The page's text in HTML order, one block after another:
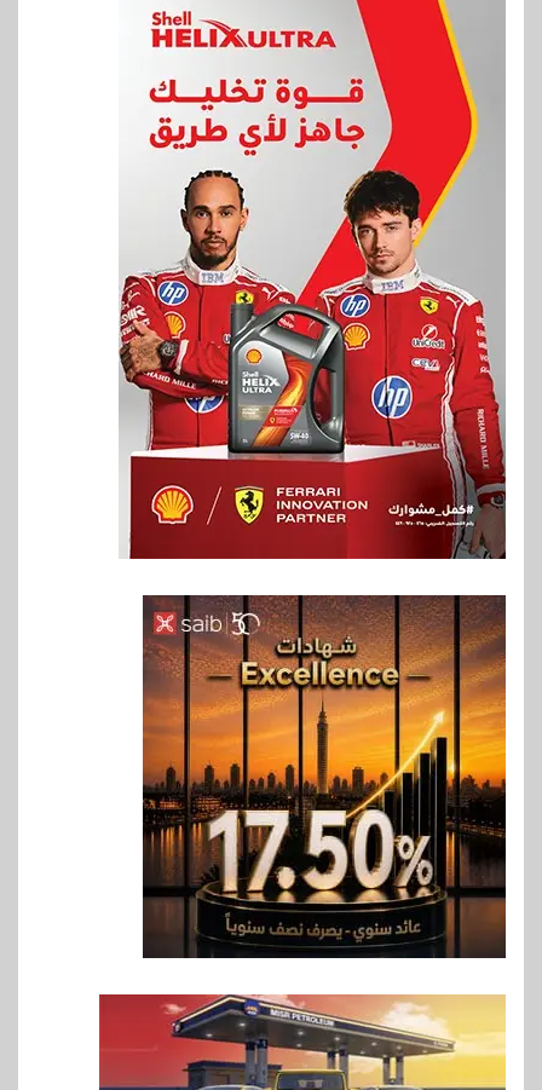
6
اخبار
حماقي يشعل سعادة ساحل في
رأس الحكمة.. وبوسي مفاجأة
الحفل
7
اقتصاد
وزيرا التخطيط والبترول يبحثان
جهود تحقيق أمن الطاقة
ارتفاع أسعار النفط مع تصاعد
المخاوف بشأن مستقبل الملاحة
في مضيق هرمز